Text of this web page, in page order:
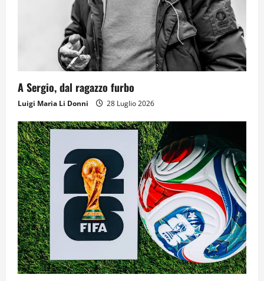
A Sergio, dal ragazzo furbo
Luigi Maria Li Donni 28 Luglio 2026